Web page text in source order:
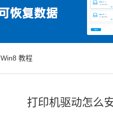
Win8 教程
打印机驱动怎么